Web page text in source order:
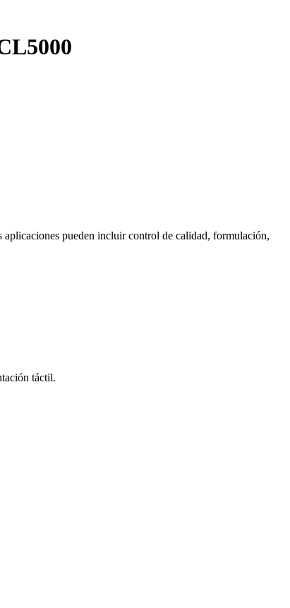
pueden incluir control de calidad, formulación,
táctil.